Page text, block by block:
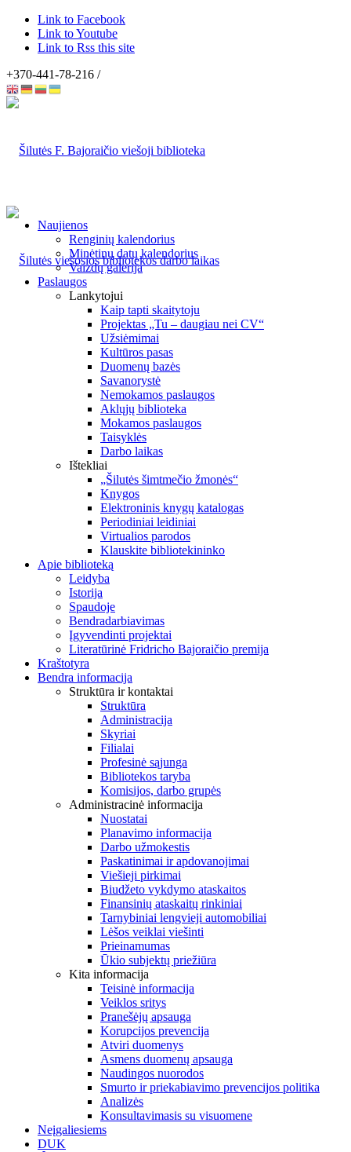
Link to Facebook
Link to Youtube
Link to Rss this site
+370-441-78-216 /
Naujienos
Renginių kalendorius
Minėtinų datų kalendorius
Vaizdų galerija
Paslaugos
Lankytojui
Kaip tapti skaitytoju
Projektas „Tu – daugiau nei CV“
Užsiėmimai
Kultūros pasas
Duomenų bazės
Savanorystė
Nemokamos paslaugos
Aklųjų biblioteka
Mokamos paslaugos
Taisyklės
Darbo laikas
Ištekliai
„Šilutės šimtmečio žmonės“
Knygos
Elektroninis knygų katalogas
Periodiniai leidiniai
Virtualios parodos
Klauskite bibliotekininko
Apie biblioteką
Leidyba
Istorija
Spaudoje
Bendradarbiavimas
Įgyvendinti projektai
Literatūrinė Fridricho Bajoraičio premija
Kraštotyra
Bendra informacija
Struktūra ir kontaktai
Struktūra
Administracija
Skyriai
Filialai
Profesinė sąjunga
Bibliotekos taryba
Komisijos, darbo grupės
Administracinė informacija
Nuostatai
Planavimo informacija
Darbo užmokestis
Paskatinimai ir apdovanojimai
Viešieji pirkimai
Biudžeto vykdymo ataskaitos
Finansinių ataskaitų rinkiniai
Tarnybiniai lengvieji automobiliai
Lėšos veiklai viešinti
Prieinamumas
Ūkio subjektų priežiūra
Kita informacija
Teisinė informacija
Veiklos sritys
Pranešėjų apsauga
Korupcijos prevencija
Atviri duomenys
Asmens duomenų apsauga
Naudingos nuorodos
Smurto ir priekabiavimo prevencijos politika
Analizės
Konsultavimasis su visuomene
Neįgaliesiems
DUK